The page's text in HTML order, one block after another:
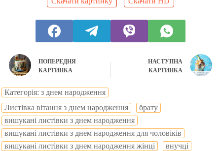
ПОПЕРЕДНЯ
КАРТИНКА
НАСТУПНА
КАРТИНКА
Категорія: з днем народження
Листівка вітання з днем народження
брату
вишукані листівки з днем народження
вишукані листівки з днем народження для чоловіків
вишукані листівки з днем народження жінці
внучці